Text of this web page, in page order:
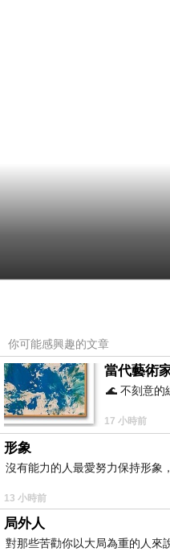
你可能感興趣的文章
當代藝術
🌊 不刻意的
17 小時前
形象
沒有能力的人最愛努力保持形象，
13 小時前
局外人
對那些苦勸你以大局為重的人來